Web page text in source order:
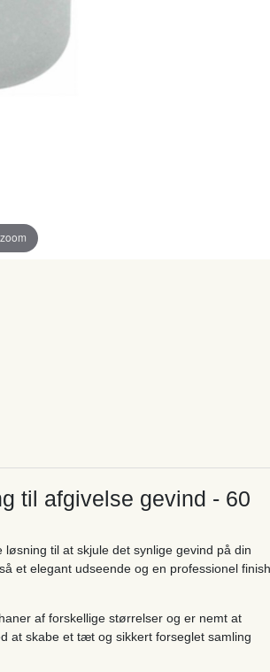
til afgivelse gevind - 60
til at skjule det synlige gevind på din
et elegant udseende og en professionel finish
af forskellige størrelser og er nemt at
at skabe et tæt og sikkert forseglet samling